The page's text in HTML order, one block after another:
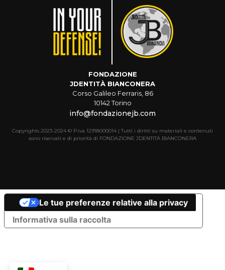
FONDAZIONE
JDENTITÀ BIANCONERA
Corso Galileo Ferraris, 86
10142 Torino
info@fondazionejb.com
Copyrights 2023-2024 © P.iva 12918000014 | Tutti i diritti su materiali e contenuti
sono riservati e di priorità di FONDAZIONE JDENTITÀ BIANCONERA
Informativa sulla raccolta
Le tue preferenze relative alla privacy